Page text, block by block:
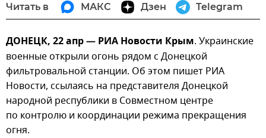
Читать в МАКС Дзен Telegram
ДОНЕЦК, 22 апр — РИА Новости Крым. Украинские
военные открыли огонь рядом с Донецкой
фильтровальной станции. Об этом пишет РИА
Новости, ссылаясь на представителя Донецкой
народной республики в Совместном центре
по контролю и координации режима прекращения
огня.